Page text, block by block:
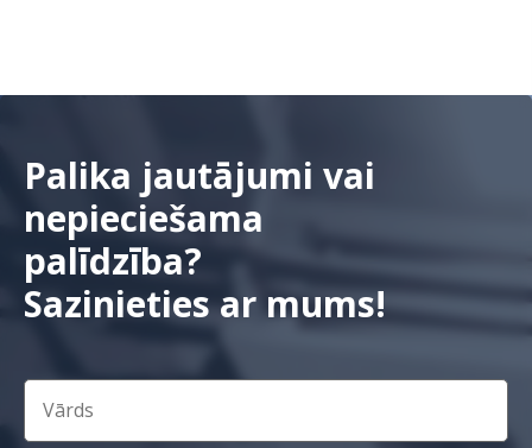
Palika jautājumi vai
nepieciešama
palīdzība?
Sazinieties ar mums!